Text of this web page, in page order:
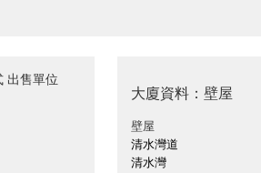
出售單位
大廈資料：壁屋
壁屋
清水灣道
清水灣